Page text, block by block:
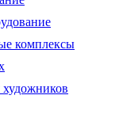
комплексы